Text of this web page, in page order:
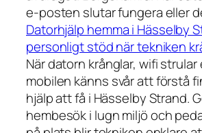
e-posten slutar fungera eller
Datorhjälp hemma i Hässelby
personligt stöd när tekniken
När datorn krånglar, wifi strular
mobilen känns svår att förstå
hjälp att få i Hässelby Strand.
hembesök i lugn miljö och